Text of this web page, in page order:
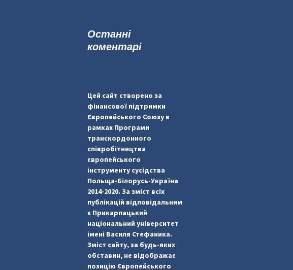
:Останні
коментарі
Цей сайт створено за
фінансової підтримки
Європейського Союзу в
рамках Програми
транскордонного
співробітництва
європейського
інструменту сусідства
Польща-Білорусь-Україна
2014-2020. За зміст всіх
публікацій відповідальним
є Прикарпацький
національний університет
імені Василя Стефаника.
Зміст сайту, за будь-яких
обставин, не відображає
позицію Європейського